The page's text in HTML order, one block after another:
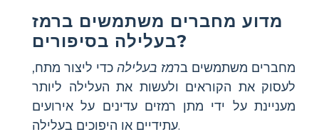
מדוע מחברים משתמשים ברמז
בעלילה בסיפורים?
מחברים משתמשים ברמז בעלילה כדי ליצור מתח,
לעסוק את הקוראים ולעשות את העלילה ליותר
מעניינת על ידי מתן רמזים עדינים על אירועים
עתידיים או היפוכים בעלילה.